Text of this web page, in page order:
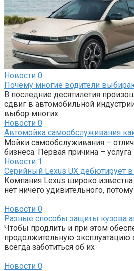
Новости 0
Почему многие водители
В последние десятилетия
сдвиг в автомобильной
выбор многих
Новости 0
Автомойка самообслуживания
Мойки самообслуживания –
бизнеса. Первая причина –
Новости 1
Серийный Lexus UX дебютирует
Компания Lexus широко
нет ничего удивительного, потому
Новости 0
Разные способы защиты кузова
Чтобы продлить и при этом
продолжительную эксплуатацию
всегда заботиться об их
Новости 0